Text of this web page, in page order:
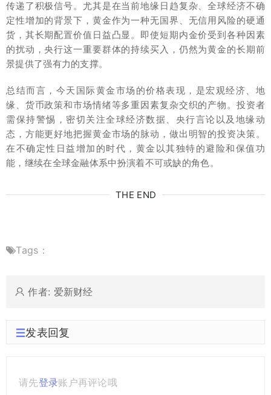
传递了积极信号。尤其是在当前地缘日趋复杂、全球经济不确
定性增加的背景下，黄金作为一种无国界、无信用风险的硬通
货，其长期配置价值日益凸显。即使短期内金价受到各种因素
的扰动，央行这一重要群体的持续买入，仍然为黄金的长期前
景提供了强有力的支撑。
总结而言，今天国际黄金市场的价格表现，是宏观经济、地
缘、货币政策和市场情绪等多重因素复杂交织的产物。投资者
需保持警惕，密切关注全球经济数据、央行言论以及地缘动
态，方能更好地把握黄金市场的脉动，做出明智的投资决策。
在不确定性日益增加的时代，黄金以其独特的避险和保值功
能，继续在全球金融体系中扮演着不可或缺的角色。
THE END
Tags：
作者: 爱新财经
发表回复
请先登录账户再评论哦